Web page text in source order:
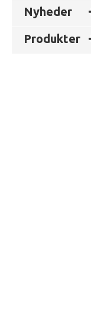
Nyheder
Produkter